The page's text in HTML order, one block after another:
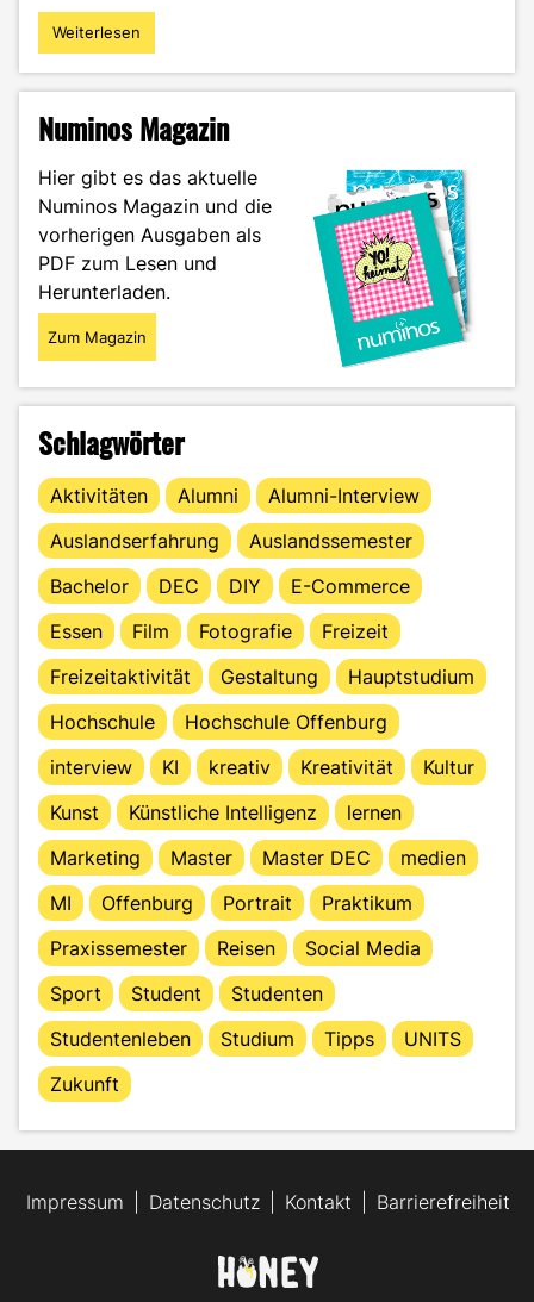
"AStA
Hochschule
Weiterlesen
Numinos Magazin
Hier gibt es das aktuelle
Numinos Magazin und die
vorherigen Ausgaben als
PDF zum Lesen und
Herunterladen.
Zum Magazin
Schlagwörter
Aktivitäten Alumni
Alumni-Interview
Auslandserfahrung
Auslandssemester
Bachelor
DEC DIY
E-Commerce
Essen
Film Fotografie
Freizeit
Freizeitaktivität
Gestaltung
Hauptstudium
Hochschule
Hochschule Offenburg
interview
KI kreativ Kreativität
Kultur
Kunst
Künstliche Intelligenz
lernen
Marketing
Master Master DEC
medien
MI
Offenburg Portrait
Praktikum
Praxissemester
Reisen
Social Media
Sport
Student
Studenten
Studentenleben
Studium Tipps
UNITS
Zukunft
Impressum Datenschutz Kontakt Barrierefreiheit